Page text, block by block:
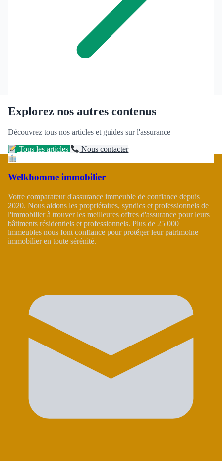
Explorez nos autres contenus
Découvrez tous nos articles et guides sur l'assurance
Tous les articles Nous contacter
Welkhomme immobilier
Votre comparateur d'assurance immeuble de confiance depuis
2020. Nous aidons les propriétaires, syndics et professionnels de
l'immobilier à trouver les meilleures offres d'assurance pour leurs
bâtiments résidentiels et professionnels. Plus de 25 000
immeubles nous font confiance pour protéger leur patrimoine
immobilier en toute sérénité.